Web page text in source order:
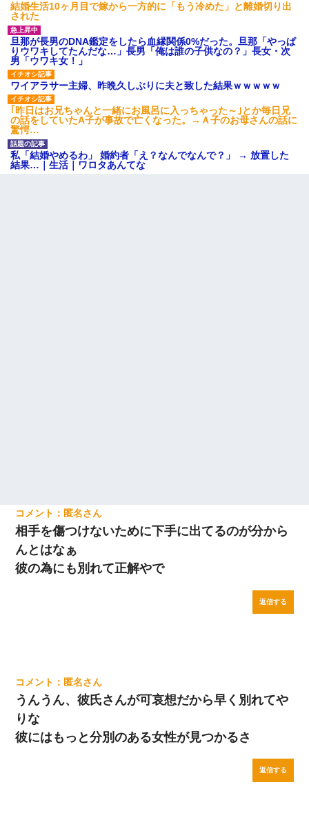
結婚生活10ヶ月目で嫁から一方的に「もう冷めた」と離婚切り出
された
旦那が長男のDNA鑑定をしたら血縁関係0%だった。旦那「やっぱ
りウワキしてたんだな…」長男「俺は誰の子供なの？」長女・次
男「ウワキ女！」
ワイアラサー主婦、昨晩久しぶりに夫と致した結果ｗｗｗｗｗ
｢昨日はお兄ちゃんと一緒にお風呂に入っちゃった～｣とか毎日兄
の話をしていたA子が事故で亡くなった。→Ａ子のお母さんの話に
驚愕…
私「結婚やめるわ」 婚約者「え？なんでなんで？」 → 放置した
結果…｜生活｜ワロタあんてな
匿名
相手を傷つけないために下手に出てるのが分から
んとはなぁ
彼の為にも別れて正解やで
返信する
匿名
うんうん、彼氏さんが可哀想だから早く別れてや
りな
彼にはもっと分別のある女性が見つかるさ
返信する